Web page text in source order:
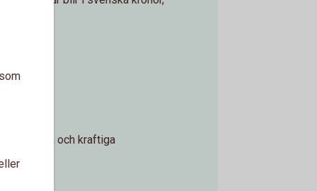
i tiden.
snabba och kraftiga